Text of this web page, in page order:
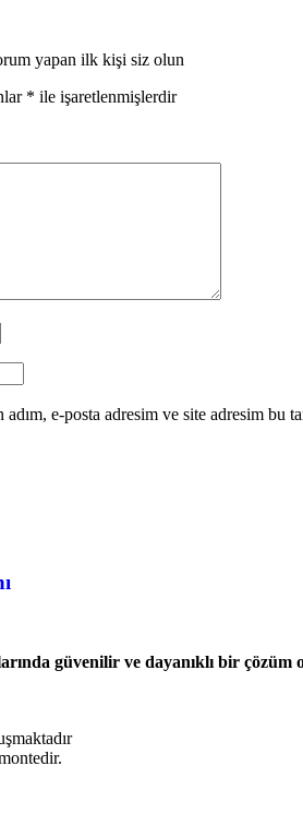
yapan ilk kişi siz olun
* ile işaretlenmişlerdir
e-posta adresim ve site adresim bu
güvenilir ve dayanıklı bir